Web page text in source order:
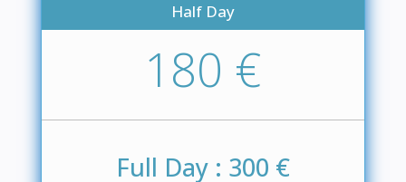
Half Day
180 €
Full Day : 300 €